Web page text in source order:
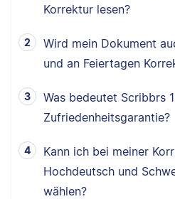
Korrektur lesen?
Wird mein Dokument
und an Feiertagen
Was bedeutet Scribbrs
Zufriedenheitsgarantie?
Kann ich bei meiner
Hochdeutsch und
wählen?